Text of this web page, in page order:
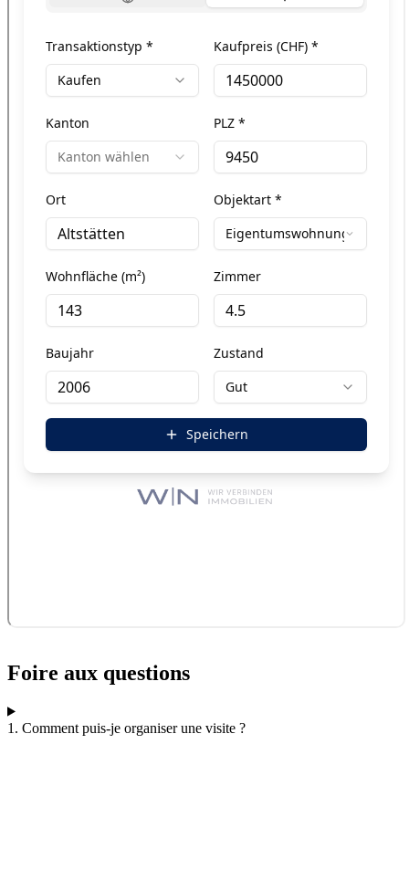
Foire aux questions
1. Comment puis-je organiser une visite ?